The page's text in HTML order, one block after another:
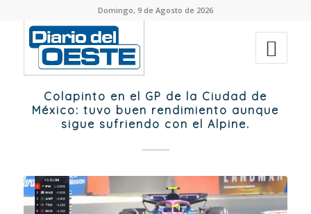
Domingo, 9 de Agosto de 2026
Colapinto en el GP de la Ciudad de
México: tuvo buen rendimiento aunque
sigue sufriendo con el Alpine.